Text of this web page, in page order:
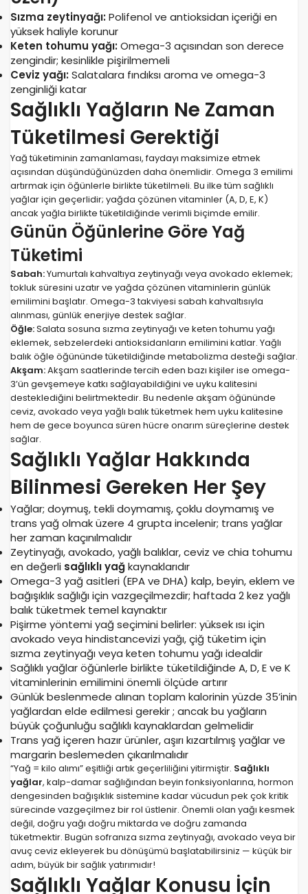
Sızma zeytinyağı:Polifenol ve antioksidan içeriği en
yüksek haliyle korunur
Keten tohumu yağı:Omega-3 açısından son derece
zengindir; kesinlikle pişirilmemeli
Ceviz yağı:Salatalara fındıksı aroma ve omega-3
zenginliği katar
Sağlıklı Yağların Ne Zaman
Tüketilmesi Gerektiği
Yağ tüketiminin zamanlaması, faydayı maksimize etmek
açısından düşündüğünüzden daha önemlidir. Omega 3 emilimi
artırmak için öğünlerle birlikte tüketilmeli. Bu ilke tüm sağlıklı
yağlar için geçerlidir; yağda çözünen vitaminler (A, D, E, K)
ancak yağla birlikte tüketildiğinde verimli biçimde emilir.
Günün Öğünlerine Göre Yağ
Tüketimi
Sabah:Yumurtalı kahvaltıya zeytinyağı veya avokado eklemek;
tokluk süresini uzatır ve yağda çözünen vitaminlerin günlük
emilimini başlatır. Omega-3 takviyesi sabah kahvaltısıyla
alınması, günlük enerjiye destek sağlar.
Öğle:Salata sosuna sızma zeytinyağı ve keten tohumu yağı
eklemek, sebzelerdeki antioksidanların emilimini katlar. Yağlı
balık öğle öğününde tüketildiğinde metabolizma desteği sağlar.
Akşam:Akşam saatlerinde tercih eden bazı kişiler ise omega-
3’ün gevşemeye katkı sağlayabildiğini ve uyku kalitesini
desteklediğini belirtmektedir. Bu nedenle akşam öğününde
ceviz, avokado veya yağlı balık tüketmek hem uyku kalitesine
hem de gece boyunca süren hücre onarım süreçlerine destek
sağlar.
Sağlıklı Yağlar Hakkında
Bilinmesi Gereken Her Şey
Yağlar; doymuş, tekli doymamış, çoklu doymamış ve
trans yağ olmak üzere 4 grupta incelenir; trans yağlar
her zaman kaçınılmalıdır
Zeytinyağı, avokado, yağlı balıklar, ceviz ve chia tohumu
en değerli sağlıklı yağkaynaklarıdır
Omega-3 yağ asitleri (EPA ve DHA) kalp, beyin, eklem ve
bağışıklık sağlığı için vazgeçilmezdir; haftada 2 kez yağlı
balık tüketmek temel kaynaktır
Pişirme yöntemi yağ seçimini belirler: yüksek ısı için
avokado veya hindistancevizi yağı, çiğ tüketim için
sızma zeytinyağı veya keten tohumu yağı idealdir
Sağlıklı yağlar öğünlerle birlikte tüketildiğinde A, D, E ve K
vitaminlerinin emilimini önemli ölçüde artırır
Günlük beslenmede alınan toplam kalorinin yüzde 35’inin
yağlardan elde edilmesi gerekir ; ancak bu yağların
büyük çoğunluğu sağlıklı kaynaklardan gelmelidir
Trans yağ içeren hazır ürünler, aşırı kızartılmış yağlar ve
margarin beslemeden çıkarılmalıdır
“Yağ = kilo alımı” eşitliği artık geçerliliğini yitirmiştir. Sağlıklı
yağlar, kalp-damar sağlığından beyin fonksiyonlarına, hormon
dengesinden bağışıklık sistemine kadar vücudun pek çok kritik
sürecinde vazgeçilmez bir rol üstlenir. Önemli olan yağı kesmek
değil, doğru yağı doğru miktarda ve doğru zamanda
tüketmektir. Bugün sofranıza sızma zeytinyağı, avokado veya bir
avuç ceviz ekleyerek bu dönüşümü başlatabilirsiniz — küçük bir
adım, büyük bir sağlık yatırımıdır!
Sağlıklı Yağlar Konusu İçin